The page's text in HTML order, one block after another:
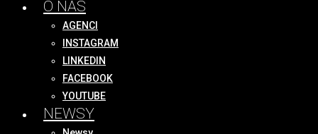
O NAS
AGENCI
INSTAGRAM
LINKEDIN
FACEBOOK
YOUTUBE
NEWSY